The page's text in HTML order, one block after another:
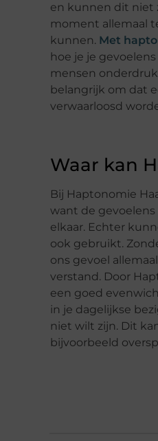
en kunnen dit niet
moment allemaal
kunnen. Met
hoe je je
mensen
belangrijk om dat
verwaarloosd
Waar kan
Bij Haptonomie
want de
elkaar. Echter
ook gebruikt.
ons gevoel
verstand. Door
een goed
in je dagelijkse
niet wilt zijn. Dit
bijvoorbeeld